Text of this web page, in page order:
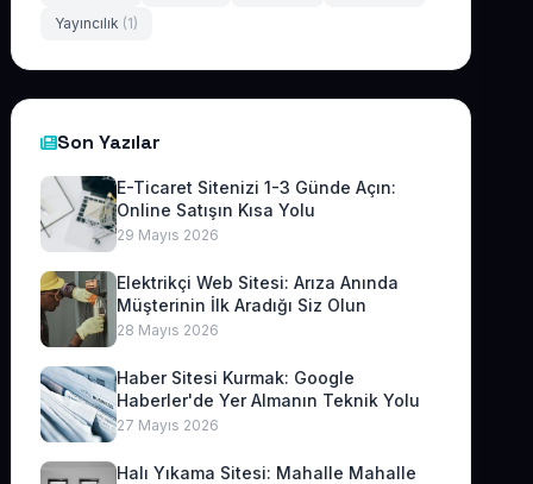
Yayıncılık (1)
Son Yazılar
E-Ticaret Sitenizi 1-3 Günde Açın:
Online Satışın Kısa Yolu
29 Mayıs 2026
Elektrikçi Web Sitesi: Arıza Anında
Müşterinin İlk Aradığı Siz Olun
28 Mayıs 2026
Haber Sitesi Kurmak: Google
Haberler'de Yer Almanın Teknik Yolu
27 Mayıs 2026
Halı Yıkama Sitesi: Mahalle Mahalle